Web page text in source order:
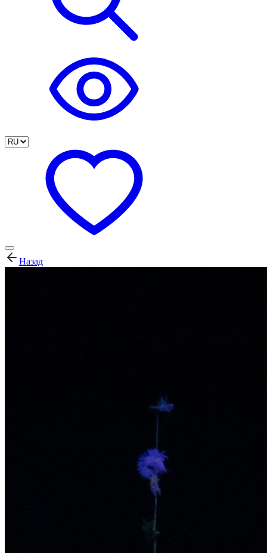
Назад